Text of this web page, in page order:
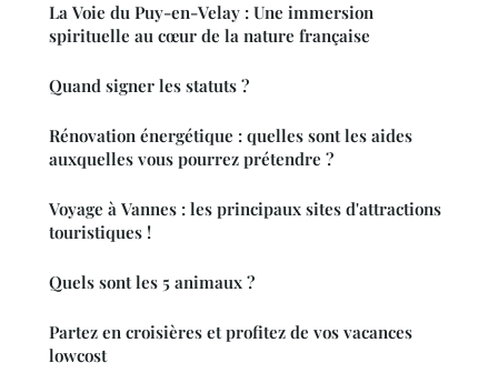
La Voie du Puy-en-Velay : Une immersion
spirituelle au cœur de la nature française
Quand signer les statuts ?
Rénovation énergétique : quelles sont les aides
auxquelles vous pourrez prétendre ?
Voyage à Vannes : les principaux sites d'attractions
touristiques !
Quels sont les 5 animaux ?
Partez en croisières et profitez de vos vacances
lowcost